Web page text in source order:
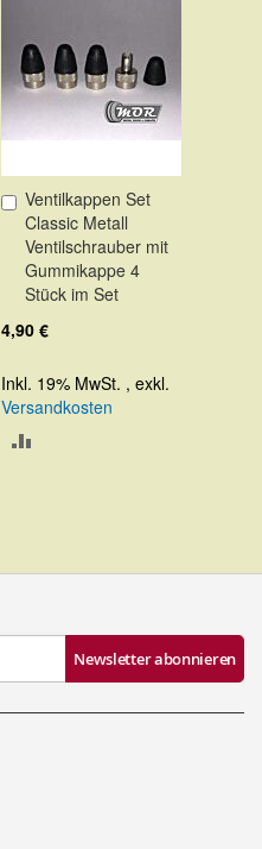
Ventilkappen Set
Classic Metall
Ventilschrauber mit
Gummikappe 4
Stück im Set
4,90 €
Inkl. 19% MwSt. ,exkl.
Versandkosten
In
den
Warenkorb
Newsletter abonnieren